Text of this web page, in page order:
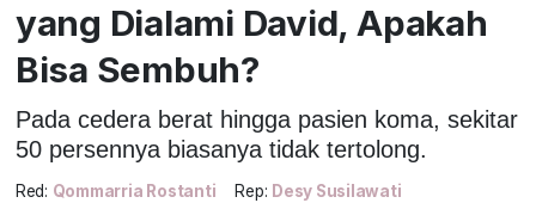
yang Dialami David, Apakah
Bisa Sembuh?
Pada cedera berat hingga pasien koma, sekitar
50 persennya biasanya tidak tertolong.
Red: Qommarria Rostanti Rep: Desy Susilawati